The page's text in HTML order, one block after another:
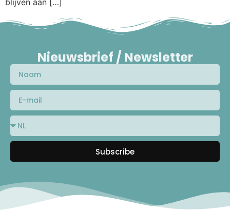
Nieuwsbrief / Newsletter
Subscribe